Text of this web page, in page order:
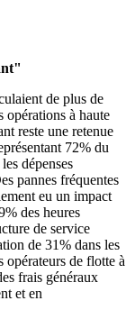
de plus de
opérations à haute
reste une retenue
72% du
dépenses
pannes fréquentes
eu un impact
des heures
de service
de 31% dans les
opérateurs de flotte à
frais généraux
et en